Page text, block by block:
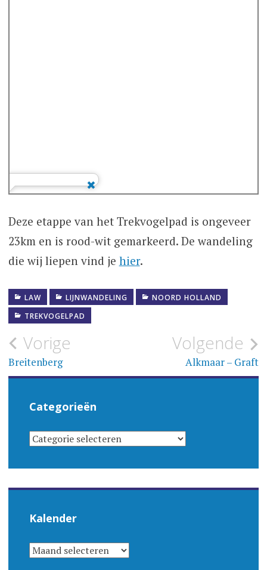
Deze etappe van het Trekvogelpad is ongeveer
23km en is rood-wit gemarkeerd. De wandeling
die wij liepen vind je hier.
LAW LIJNWANDELING
NOORD HOLLAND
TREKVOGELPAD
Bericht
navigatie
Vorige
Breitenberg
Volgende
Alkmaar – Graft
Categorieën
CATEGORIEËN
Kalender
KALENDER